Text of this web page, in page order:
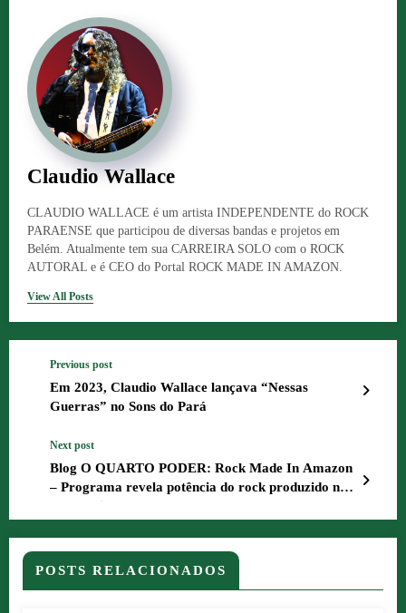
Claudio Wallace
CLAUDIO WALLACE é um artista INDEPENDENTE do ROCK
PARAENSE que participou de diversas bandas e projetos em
Belém. Atualmente tem sua CARREIRA SOLO com o ROCK
AUTORAL e é CEO do Portal ROCK MADE IN AMAZON.
View All Posts
Previous post
Em 2023, Claudio Wallace lançava “Nessas
Guerras” no Sons do Pará
Next post
Blog O QUARTO PODER: Rock Made In Amazon
– Programa revela potência do rock produzido na
Amazônia Legal
POSTS RELACIONADOS